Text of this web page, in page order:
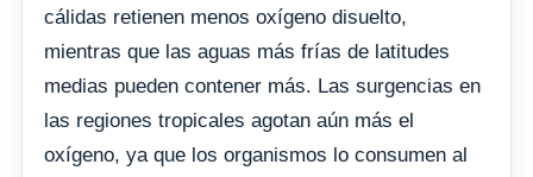
cálidas retienen menos oxígeno disuelto,
mientras que las aguas más frías de latitudes
medias pueden contener más. Las surgencias en
las regiones tropicales agotan aún más el
oxígeno, ya que los organismos lo consumen al